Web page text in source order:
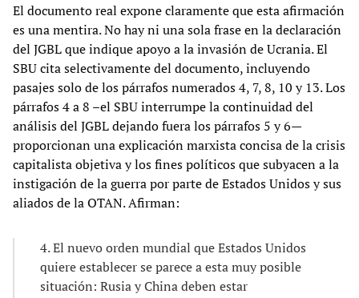
El documento real expone claramente que esta afirmación
es una mentira. No hay ni una sola frase en la declaración
del JGBL que indique apoyo a la invasión de Ucrania. El
SBU cita selectivamente del documento, incluyendo
pasajes solo de los párrafos numerados 4, 7, 8, 10 y 13. Los
párrafos 4 a 8 –el SBU interrumpe la continuidad del
análisis del JGBL dejando fuera los párrafos 5 y 6—
proporcionan una explicación marxista concisa de la crisis
capitalista objetiva y los fines políticos que subyacen a la
instigación de la guerra por parte de Estados Unidos y sus
aliados de la OTAN. Afirman:
4. El nuevo orden mundial que Estados Unidos
quiere establecer se parece a esta muy posible
situación: Rusia y China deben estar